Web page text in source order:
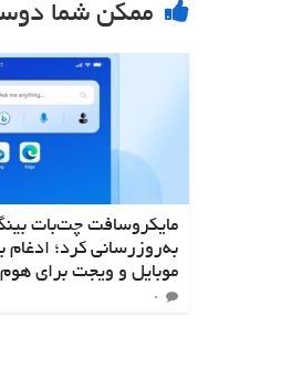
ممکن شما
مایکروسافت چت‌بات
به‌روزرسانی کرد؛ ادغام
موبایل و ویجت برای
۰